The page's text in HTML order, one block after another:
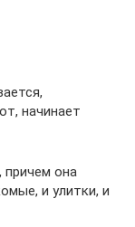
начинает
она
и улитки, и